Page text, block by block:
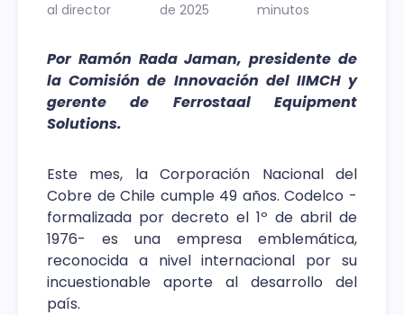
al director
de 2025
minutos
Por Ramón Rada Jaman, presidente de
la Comisión de Innovación del IIMCH y
gerente de Ferrostaal Equipment
Solutions.
Este mes, la Corporación Nacional del
Cobre de Chile cumple 49 años. Codelco -
formalizada por decreto el 1º de abril de
1976- es una empresa emblemática,
reconocida a nivel internacional por su
incuestionable aporte al desarrollo del
país.